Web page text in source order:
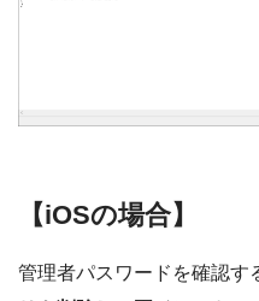
【iOSの場合】
管理者パスワードを確認す